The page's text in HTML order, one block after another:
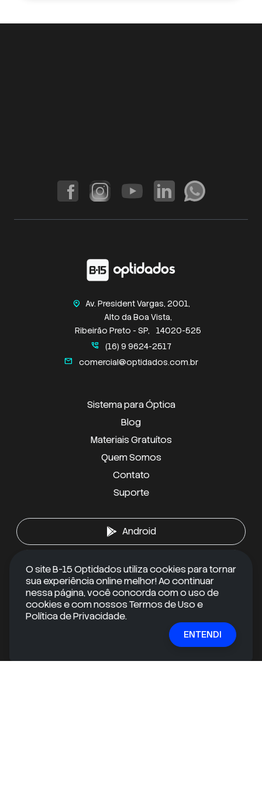
home_pin
Av. President Vargas, 2001,
Alto da Boa Vista,
Ribeirão Preto - SP,
14020-525
perm_phone_msg (16) 9 9624-2517
mail comercial@optidados.com.br
Sistema para Óptica
Blog
Materiais Gratuítos
Quem Somos
Contato
Suporte
RECEBA CONTEÚDOS EXCLUSIVOS
Quer se manter informado e ir além do óbvio?
Inscreva-se em nossa newsletter gratuita e receba
Android
iOS
O site B-15 Optidados utiliza cookies para tornar
sua experiência online melhor! Ao continuar
nessa página, você concorda com o uso de
cookies e com nossos Termos de Uso e
Política de Privacidade.
ENTENDI